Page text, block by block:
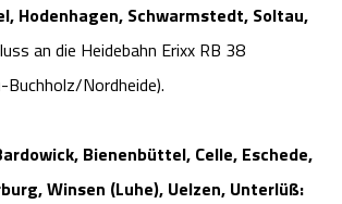
Hodenhagen, Schwarmstedt, Soltau,
an die Heidebahn Erixx RB 38
Nordheide).
Bienenbüttel, Celle, Eschede,
Winsen (Luhe), Uelzen, Unterlüß: